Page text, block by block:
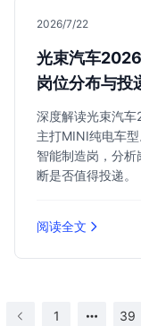
2026/7/22
光束汽车
岗位分布与投
深度解读光束汽车
主打MINI纯电车
智能制造岗，分
断是否值得投递。
阅读全文
1 39